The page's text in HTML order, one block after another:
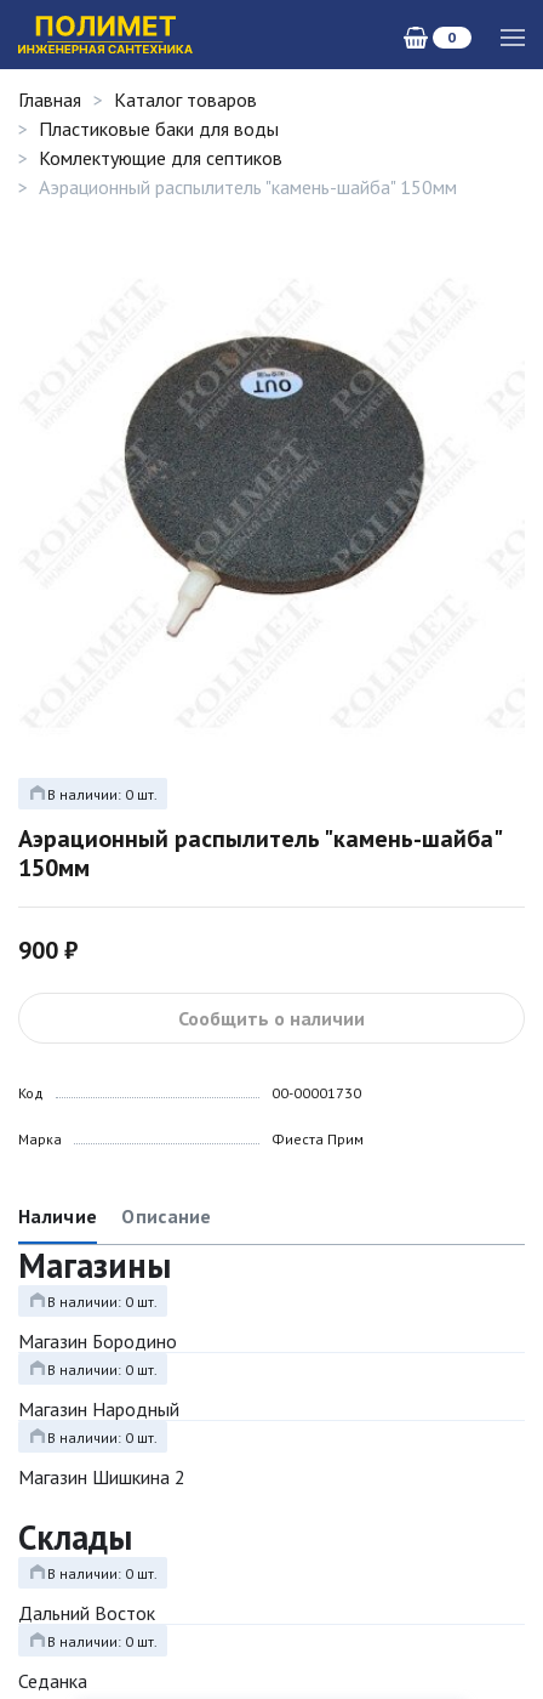
0
Главная
Каталог товаров
Пластиковые баки для воды
Комлектующие для септиков
Аэрационный распылитель "камень-шайба" 150мм
В наличии: 0 шт.
Аэрационный распылитель "камень-шайба"
150мм
900 ₽
Сообщить о наличии
Код
Марка
00-00001730
Фиеста Прим
Наличие Описание
Магазины
В наличии: 0 шт.
Магазин Бородино
В наличии: 0 шт.
Магазин Народный
В наличии: 0 шт.
Магазин Шишкина 2
Склады
В наличии: 0 шт.
Дальний Восток
В наличии: 0 шт.
Седанка